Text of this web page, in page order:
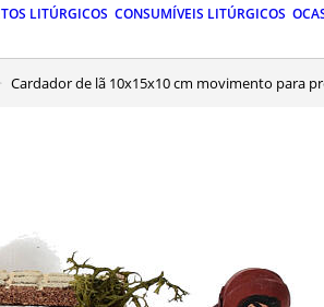
LITÚRGICOS CONSUMÍVEIS LITÚRGICOS
Cardador de lã 10x15x10 cm movimento para